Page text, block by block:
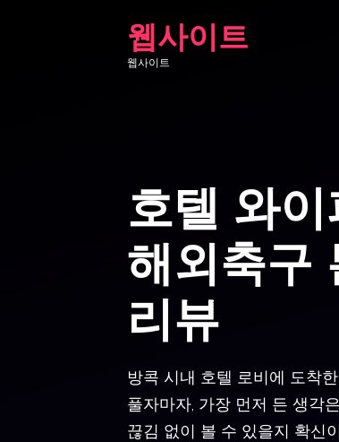
웹사이트
웹사이트
호텔 와
해외축구
리뷰
방콕 시내 호텔 로비에 도착
풀자마자, 가장 먼저 든 생각
끊김 없이 볼 수 있을지 확신